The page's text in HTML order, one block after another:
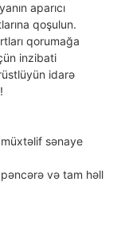
aparıcı
qoşulun.
qorumağa
inzibati
idarə
sənaye
və tam həll